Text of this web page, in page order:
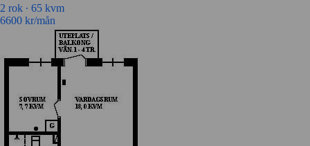
2 rok ∙ 65 kvm
6600 kr/mån